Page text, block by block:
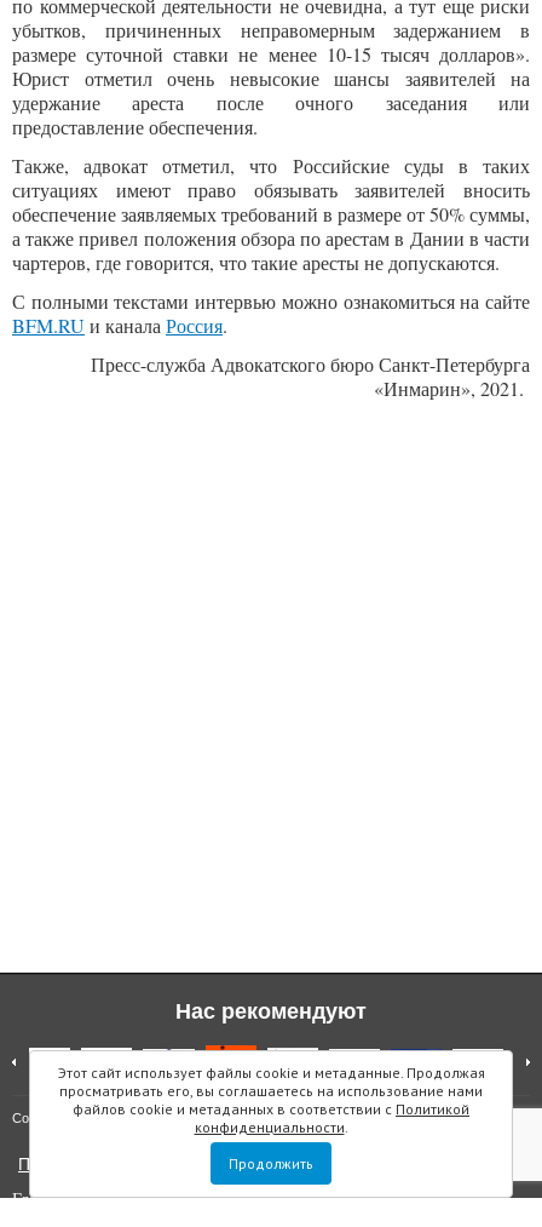
по коммерческой деятельности не очевидна, а тут еще риски
убытков, причиненных неправомерным задержанием в
размере суточной ставки не менее 10-15 тысяч долларов».
Юрист отметил очень невысокие шансы заявителей на
удержание ареста после очного заседания или
предоставление обеспечения.
Также, адвокат отметил, что Российские суды в таких
ситуациях имеют право обязывать заявителей вносить
обеспечение заявляемых требований в размере от 50% суммы,
а также привел положения обзора по арестам в Дании в части
чартеров, где говорится, что такие аресты не допускаются.
С полными текстами интервью можно ознакомиться на сайте
BFM.RUи канала Россия.
Пресс-служба Адвокатского бюро Санкт-Петербурга
«Инмарин», 2021.
Этот сайт использует файлы cookie и метаданные. Продолжая
просматривать его, вы соглашаетесь на использование нами
файлов cookie и метаданных в соответствии с Политикой
конфиденциальности.
Продолжить
Нас рекомендуют
Copyright © "Инмарин" Карта сайта
Политика конфиденциальности
Главный редактор Маслова Е.О.